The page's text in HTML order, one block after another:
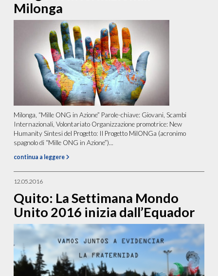
Milonga
Milonga, “Mille ONG in Azione” Parole-chiave: Giovani, Scambi
Internazionali, Volontariato Organizzazione promotrice: New
Humanity Sintesi del Progetto: Il Progetto MilONGa (acronimo
spagnolo di “Mille ONG in Azione”)...
continua a leggere
12.05.2016
Quito: La Settimana Mondo
Unito 2016 inizia dall’Equador